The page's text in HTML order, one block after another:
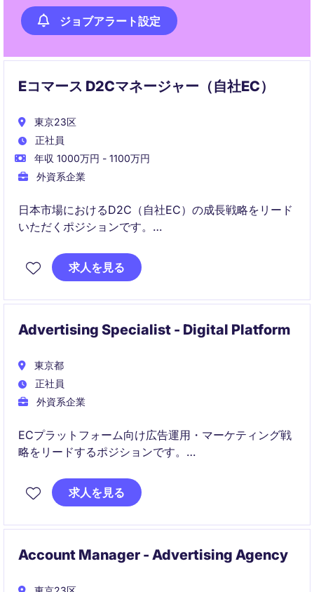
ジョブアラート設定
Eコマース D2Cマネージャー（自社EC）
東京23区
正社員
年収 1000万円 - 1100万円
外資系企業
日本市場におけるD2C（自社EC）の成長戦略をリード
いただくポジションです。
UX・オペレーションを統合的に推進します。
求人を見る
Advertising Specialist - Digital Platform
東京都
正社員
外資系企業
ECプラットフォーム向け広告運用・マーケティング戦
略をリードするポジションです。
データを活用しながら売上拡大と広告成果向上を推進
します。
求人を見る
Account Manager - Advertising Agency